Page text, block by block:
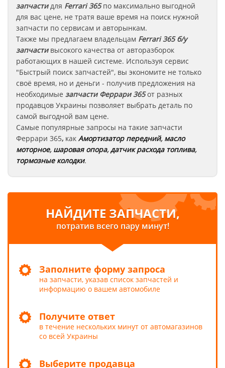
запчастидля Ferrari 365по максимально выгодной
для вас цене, не тратя ваше время на поиск нужной
запчасти по сервисам и авторынкам.
Также мы предлагаем владельцам Ferrari 365б/у
запчастивысокого качества от авторазборок
работающих в нашей системе. Используя сервис
"Быстрый поиск запчастей", вы экономите не только
своё время, но и деньги - получив предложения на
необходимые запчастиФеррари 365от разных
продавцов Украины позволяет выбрать деталь по
самой выгодной вам цене.
Самые популярные запросы на такие запчасти
Феррари 365, как Амортизатор передний, масло
моторное, шаровая опора,датчик расхода топлива,
тормозные колодки.
НАЙДИТЕ ЗАПЧАСТИ,
потратив всего пару минут!
Заполните форму запроса
на запчасти, указав список запчастей и
информацию о вашем автомобиле
Получите ответ
в течение нескольких минут от автомагазинов
со всей Украины
Выберите продавца